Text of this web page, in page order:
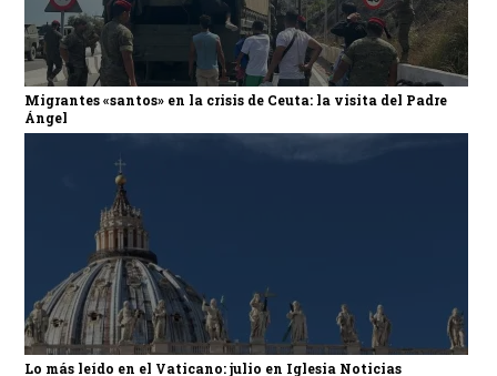
Migrantes «santos» en la crisis de Ceuta: la visita del Padre
Ángel
Lo más leído en el Vaticano: julio en Iglesia Noticias